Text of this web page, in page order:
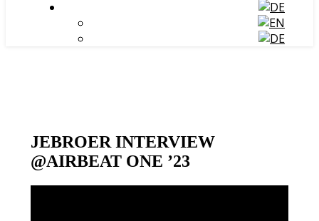
JEBROER INTERVIEW
@AIRBEAT ONE ’23